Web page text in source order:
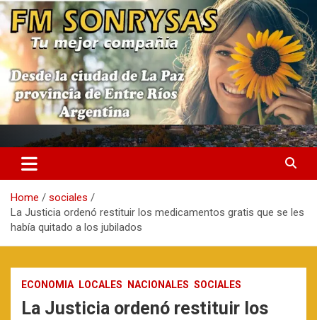
Skip
to
content
fmsonrysas.com.ar
Home
sociales
La Justicia ordenó restituir los medicamentos gratis que se les
había quitado a los jubilados
ECONOMIA LOCALES NACIONALES SOCIALES
La Justicia ordenó restituir los